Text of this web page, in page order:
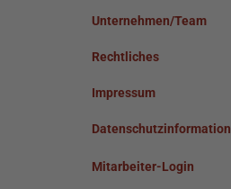
Unternehmen/Team
Rechtliches
Impressum
Datenschutzinformation
Mitarbeiter-Login